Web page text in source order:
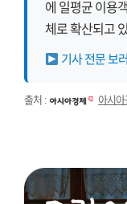
에 일평균 이용
체로 확산되고
기사 전문 보
출처 : 아시아